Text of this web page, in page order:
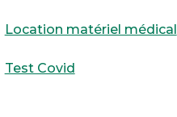
Location matériel médical
Test Covid